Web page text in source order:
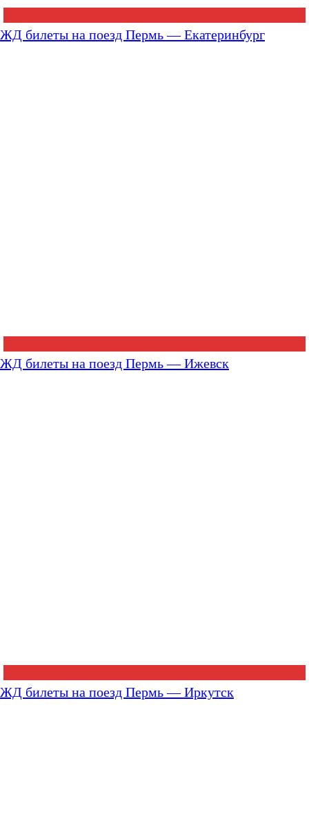
ЖД билеты на поезд Пермь — Екатеринбург
ЖД билеты на поезд Пермь — Ижевск
ЖД билеты на поезд Пермь — Иркутск